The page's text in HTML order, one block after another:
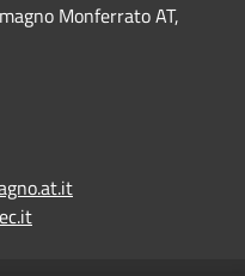
Monferrato AT,